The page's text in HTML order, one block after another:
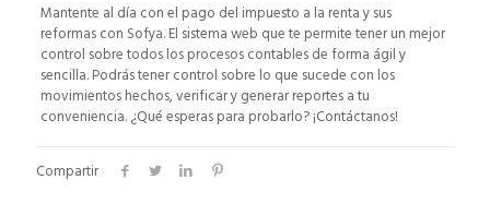
Mantente al día con el pago del impuesto a la renta y sus
reformas con Sofya. El sistema web que te permite tener un mejor
control sobre todos los procesos contables de forma ágil y
sencilla. Podrás tener control sobre lo que sucede con los
movimientos hechos, verificar y generar reportes a tu
conveniencia. ¿Qué esperas para probarlo? ¡Contáctanos!
Compartir